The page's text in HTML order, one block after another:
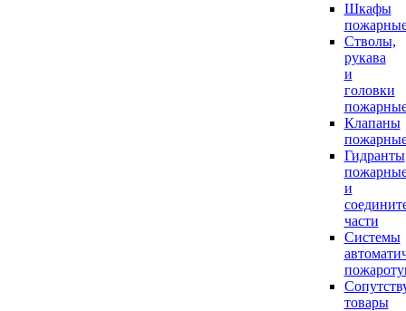
Шкафы
Стволы,
рукава
и
головки
Клапаны
Гидранты
и
части
Системы
товары